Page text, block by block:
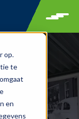
op.
te
en